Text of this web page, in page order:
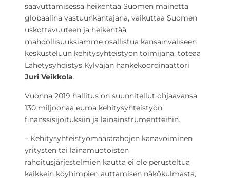
saavuttamisessa heikentää Suomen mainetta
globaalina vastuunkantajana, vaikuttaa Suomen
uskottavuuteen ja heikentää
mahdollisuuksiamme osallistua kansainväliseen
keskusteluun kehitysyhteistyön toimijana, toteaa
Lähetysyhdistys Kylväjän hankekoordinaattori
Juri Veikkola.
Vuonna 2019 hallitus on suunnitellut ohjaavansa
130 miljoonaa euroa kehitysyhteistyön
finanssisijoituksiin ja lainainstrumentteihin.
– Kehitysyhteistyömäärärahojen kanavoiminen
yritysten tai lainamuotoisten
rahoitusjärjestelmien kautta ei ole perusteltua
kaikkein köyhimpien auttamisen näkökulmasta,